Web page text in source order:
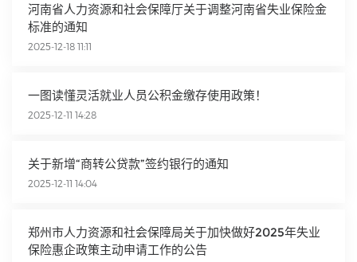
河南省人力资源和社会保障厅关于调整河南省失业保险金
标准的通知
2025-12-18 11:11
一图读懂灵活就业人员公积金缴存使用政策！
2025-12-11 14:28
关于新增“商转公贷款”签约银行的通知
2025-12-11 14:04
郑州市人力资源和社会保障局关于加快做好2025年失业
保险惠企政策主动申请工作的公告